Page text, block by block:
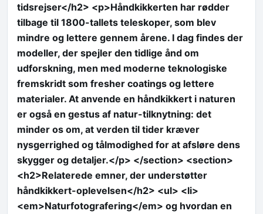
tidsrejser</h2> <p>Håndkikkerten har rødder
tilbage til 1800-tallets teleskoper, som blev
mindre og lettere gennem årene. I dag findes der
modeller, der spejler den tidlige ånd om
udforskning, men med moderne teknologiske
fremskridt som fresher coatings og lettere
materialer. At anvende en håndkikkert i naturen
er også en gestus af natur-tilknytning: det
minder os om, at verden til tider kræver
nysgerrighed og tålmodighed for at afsløre dens
skygger og detaljer.</p> </section> <section>
<h2>Relaterede emner, der understøtter
håndkikkert-oplevelsen</h2> <ul> <li>
<em>Naturfotografering</em> og hvordan en